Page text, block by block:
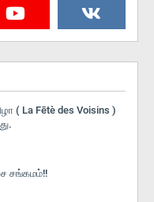
( La Fētè des Voisins )
சங்கமம்!!